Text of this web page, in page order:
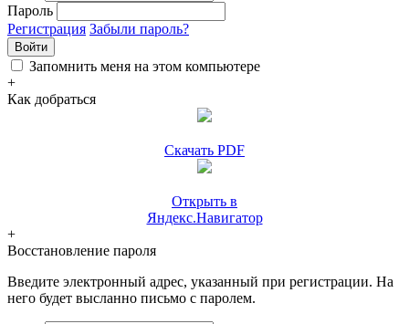
Пароль
Регистрация Забыли пароль?
Войти
Запомнить меня на этом компьютере
+
Как добраться
Скачать PDF
Открыть в
Яндекс.Навигатор
+
Восстановление пароля
Введите электронный адрес, указанный при регистрации. На
него будет высланно письмо с паролем.